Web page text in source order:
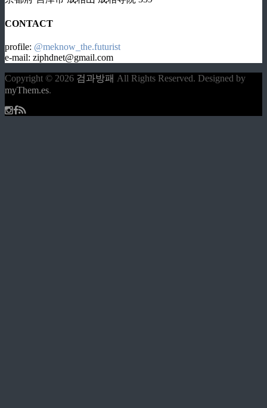
CONTACT
profile: @meknow_the.futurist
e-mail: ziphdnet@gmail.com
Copyright © 2026 검과방패 All Rights Reserved. Designed by
myThem.es.